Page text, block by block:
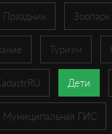
Праздник Зоопарк
Туризм
Дети
Муниципальная ГИС